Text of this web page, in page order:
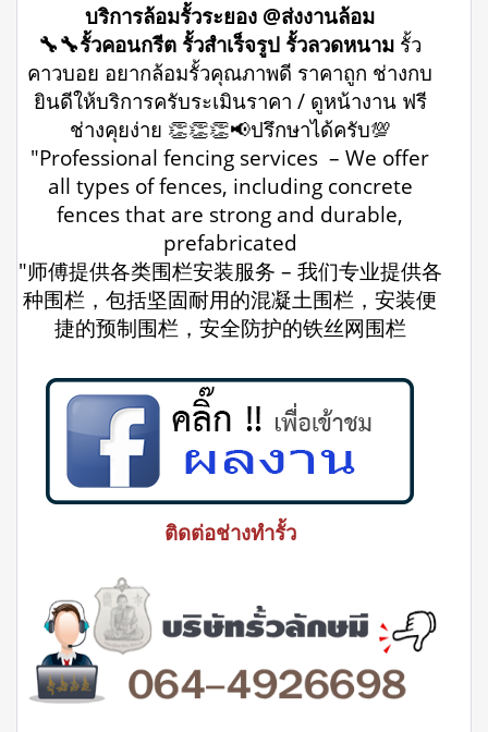
บริการล้อมรั้วระยอง @ส่งงานล้อม
🔧🔧รั้วคอนกรีต รั้วสำเร็จรูป รั้วลวดหนาม รั้ว
คาวบอย อยากล้อมรั้วคุณภาพดี ราคาถูก ช่างกบ
ยินดีให้บริการครับระเมินราคา / ดูหน้างาน ฟรี
ช่างคุยง่าย 👏👏👏📢ปรึกษาได้ครับ💯
"Professional fencing services – We offer
all types of fences, including concrete
fences that are strong and durable,
prefabricated
"师傅提供各类围栏安装服务 – 我们专业提供各
种围栏，包括坚固耐用的混凝土围栏，安装便
捷的预制围栏，安全防护的铁丝网围栏
ติดต่อช่างทำรั้ว